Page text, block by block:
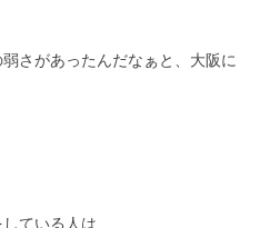
さがあったんだなぁと、大阪に
ている人は、